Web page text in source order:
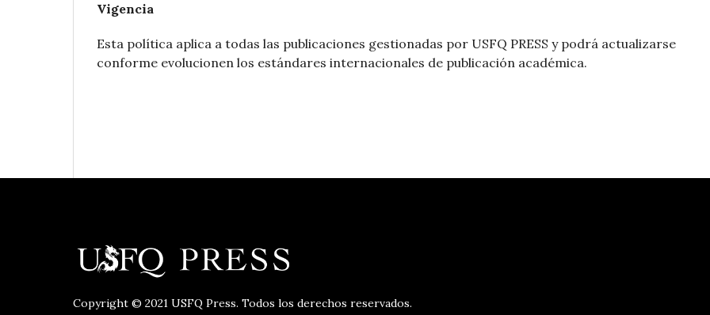
Vigencia
Esta política aplica a todas las publicaciones gestionadas por USFQ PRESS y podrá actualizarse
conforme evolucionen los estándares internacionales de publicación académica.
Copyright © 2021 USFQ Press. Todos los derechos reservados.